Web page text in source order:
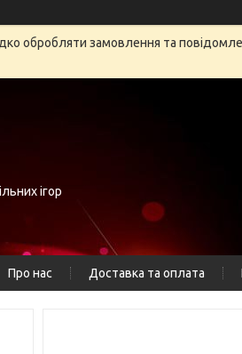
обробляти замовлення та
ігор
Про нас Доставка та оплата